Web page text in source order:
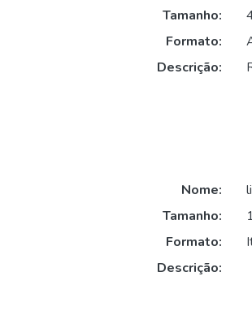
Tamanho:
Formato:
Descrição:
Nome:
Tamanho:
Formato:
Descrição: